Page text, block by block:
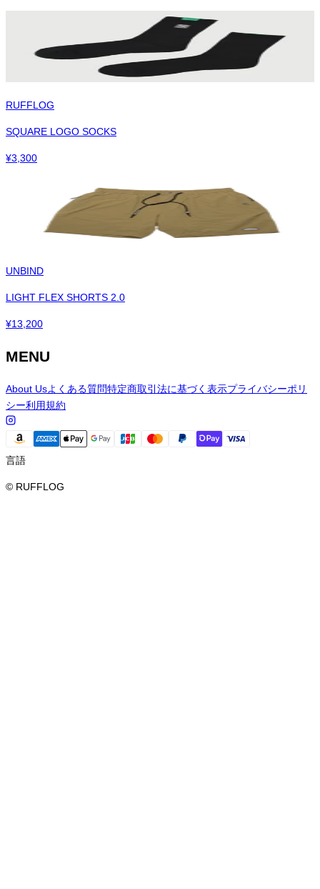
RUFFLOG
SQUARE LOGO SOCKS
¥3,300
UNBIND
LIGHT FLEX SHORTS 2.0
¥13,200
MENU
About Usよくある質問特定商取引法に基づく表示プライバシーポリ
シー利用規約
言語
© RUFFLOG